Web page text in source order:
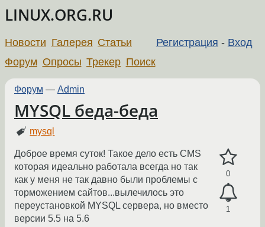
LINUX.ORG.RU
Регистрация - Вход
Новости Галерея Статьи
Форум Опросы Трекер Поиск
Форум — Admin
MYSQL беда-беда
mysql
0
1
Доброе время суток! Такое дело есть CMS
которая идеально работала всегда но так
как у меня не так давно были проблемы с
торможением сайтов...вылечилось это
переустановкой MYSQL сервера, но вместо
версии 5.5 на 5.6